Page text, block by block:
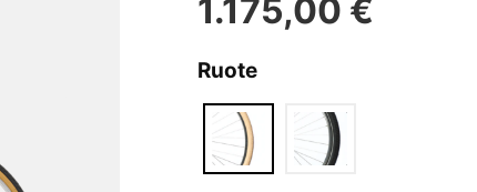
1.175,00 €
Ruote